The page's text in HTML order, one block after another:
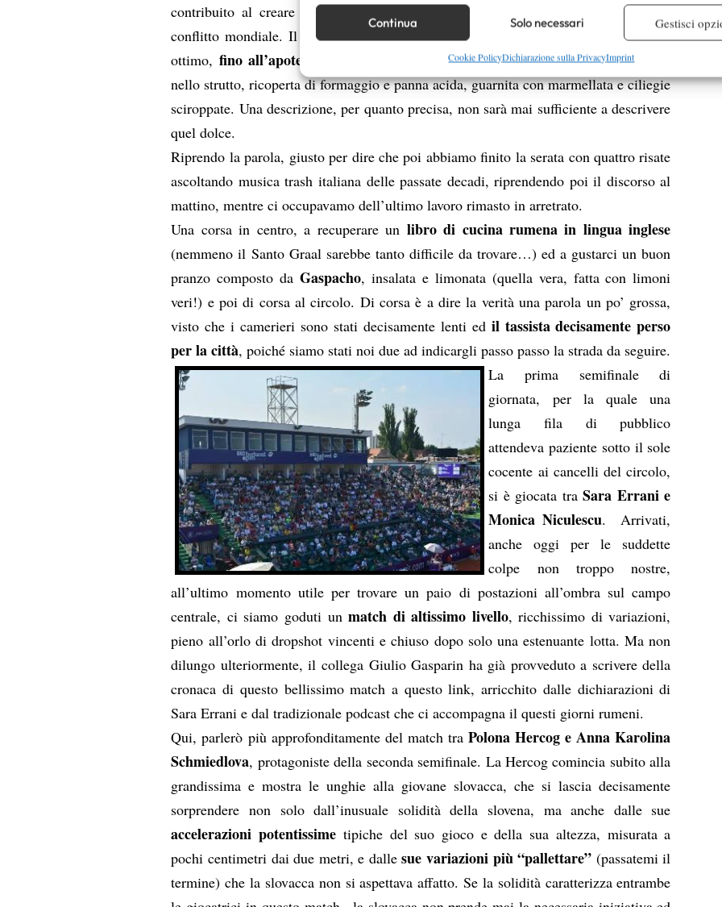
Identificare i dispositivi in base alle informazioni trasmesse automaticamente.
Garantire la sicurezza, prevenire e rilevare frodi, correggere errori,
Erogare e presentare pubblicità e contenuto, Salvare e comunicare le
Continua Solo necessari Gestisci
Cookie PolicyDichiarazione sulla PrivacyImprint
contribuito al creare un’atmosfera che credevo perduta con lo scoppio del primo
conflitto mondiale. Il cibo, come se non bastasse, è stato poi abbondante e più che
ottimo, fino all’apoteosi che è stata il dessert. Una ciambella perfettamente fritta
nello strutto, ricoperta di formaggio e panna acida, guarnita con marmellata e ciliegie
sciroppate. Una descrizione, per quanto precisa, non sarà mai sufficiente a descrivere
quel dolce.
Riprendo la parola, giusto per dire che poi abbiamo finito la serata con quattro risate
ascoltando musica trash italiana delle passate decadi, riprendendo poi il discorso al
mattino, mentre ci occupavamo dell’ultimo lavoro rimasto in arretrato.
Una corsa in centro, a recuperare un libro di cucina rumena in lingua inglese
(nemmeno il Santo Graal sarebbe tanto difficile da trovare…) ed a gustarci un buon
pranzo composto daGaspacho, insalata e limonata (quella vera, fatta con limoni
veri!) e poi di corsa al circolo. Di corsa è a dire la verità una parola un po’ grossa,
visto che i camerieri sono stati decisamente lenti ed il tassista decisamente perso
per la città, poiché siamo stati noi due ad indicargli passo passo la strada da seguire.
La prima semifinale di
giornata, per la quale una
lunga fila di pubblico
attendeva paziente sotto il sole
cocente ai cancelli del circolo,
si è giocata traSara Errani e
Monica Niculescu. Arrivati,
anche oggi per le suddette
colpe non troppo nostre,
all’ultimo momento utile per trovare un paio di postazioni all’ombra sul campo
centrale, ci siamo goduti unmatch di altissimo livello, ricchissimo di variazioni,
pieno all’orlo di dropshot vincenti e chiuso dopo solo una estenuante lotta. Ma non
dilungo ulteriormente, il collega Giulio Gasparin ha già provveduto a scrivere della
cronaca di questo bellissimo match a questo link, arricchito dalle dichiarazioni di
Sara Errani e dal tradizionale podcast che ci accompagna il questi giorni rumeni.
Qui, parlerò più approfonditamente del match tra Polona Hercog e Anna Karolina
Schmiedlova, protagoniste della seconda semifinale. La Hercog comincia subito alla
grandissima e mostra le unghie alla giovane slovacca, che si lascia decisamente
sorprendere non solo dall’inusuale solidità della slovena, ma anche dalle sue
accelerazioni potentissime tipiche del suo gioco e della sua altezza, misurata a
pochi centimetri dai due metri, e dallesue variazioni più “pallettare” (passatemi il
termine) che la slovacca non si aspettava affatto. Se la solidità caratterizza entrambe